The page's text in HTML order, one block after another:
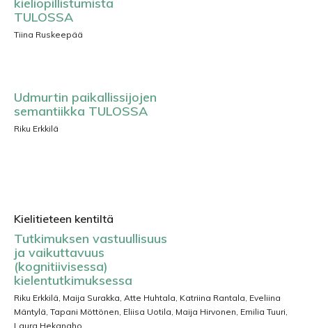
TULOSSA
Tiina Ruskeepää
Udmurtin paikallissijojen
semantiikka TULOSSA
Riku Erkkilä
Kielitieteen kentiltä
Tutkimuksen vastuullisuus
ja vaikuttavuus
(kognitiivisessa)
kielentutkimuksessa
Riku Erkkilä, Maija Surakka, Atte Huhtala, Katriina Rantala, Eveliina
Mäntylä, Tapani Möttönen, Eliisa Uotila, Maija Hirvonen, Emilia Tuuri,
Laura Hekanaho